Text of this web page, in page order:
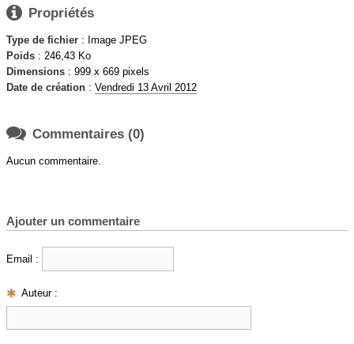
 Propriétés
Type de fichier : Image JPEG
Poids : 246,43 Ko
Dimensions : 999 x 669 pixels
Date de création : Vendredi 13 Avril 2012
 Commentaires (0)
Aucun commentaire.
Ajouter un commentaire
Email :
Auteur :